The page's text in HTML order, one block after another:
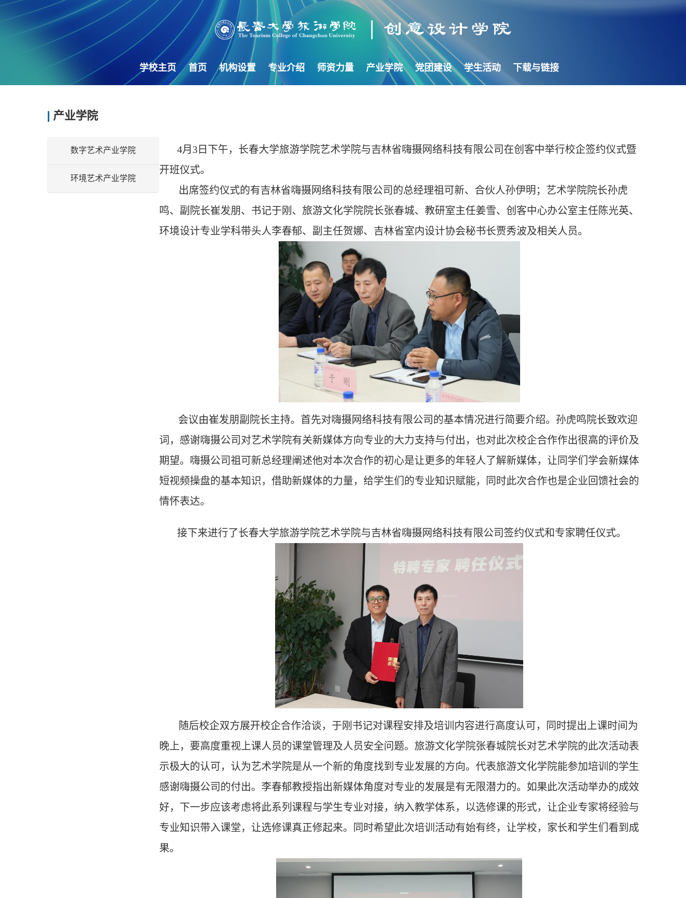
学校主页 首页 机构设置 专业介绍 师资力量 产业学院 党团建设 学生活动 下载与链接
| 产业学院
数字艺术产业学院
环境艺术产业学院
4月 3 日下午，长春大学旅游学院艺术学院与吉林省嗨摄网络科技有限公司在创客中举行校企签约仪式暨
开班仪式。
出席签约仪式的有吉林省嗨摄网络科技有限公司的总经理祖可新、 合伙人孙伊明 ； 艺术学院院长孙虎
鸣、副院长崔发朋、书记于刚、旅游文化学院院长张春城、教研室主任姜雪、创客中心办公室主任陈光英、
环境设计专业学科带头人李春郁、副主任贺娜、吉林省室内设计协会秘书长贾秀波及相关人员。
会议由崔发朋副院长主持。 首先对嗨摄网络科技有限公司的基本情况进行简要介绍。孙虎鸣院长致欢迎
词，感谢嗨摄公司对艺术学院有关新媒体方向专业的大力支持与付出，也对此次校企合作作出很高的评价及
期望。嗨摄公司祖可新总经理阐述他对本次合作的初心是让更多的年轻人了解新媒体，让同学们学会新媒体
短视频操盘的基本知识，借助新媒体的力量，给学生们的专业知识赋能，同时此次合作也是企业回馈社会的
情怀表达。
接下来进行了长春大学旅游学院艺术学院与吉林省嗨摄网络科技有限公司签约仪式和专家聘任仪式。
随后校企双方展开校企合作洽谈， 于刚书记对课程安排及培训内容进行高度认可，同时提出上课时间为
晚上，要高度重视上课人员的课堂管理及人员安全问题。 旅游文化学院张春城院长对艺术学院的此次活动表
示极大的认可，认为艺术学院是从一个新的角度找到专业发展的方向。代表旅游文化学院能参加培训的学生
感谢嗨摄公司的付出。李春郁教授指出新媒体角度对专业的发展是有无限潜力的。如果此次活动举办的成效
好，下一步应该考虑将此系列课程与学生专业对接，纳入教学体系，以选修课的形式，让企业专家将经验与
专业知识带入课堂，让选修课真正修起来。同时希望此次培训活动有始有终，让学校，家长和学生们看到成
果。